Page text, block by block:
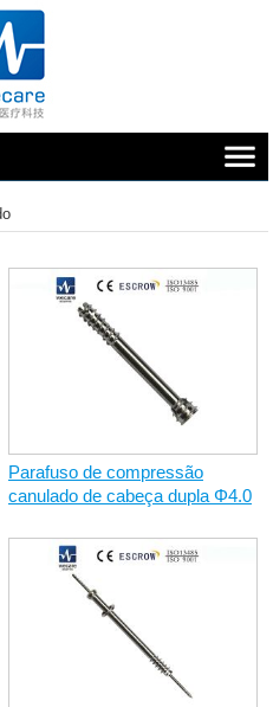
Parafuso de compressão
canulado de cabeça dupla Φ4.0